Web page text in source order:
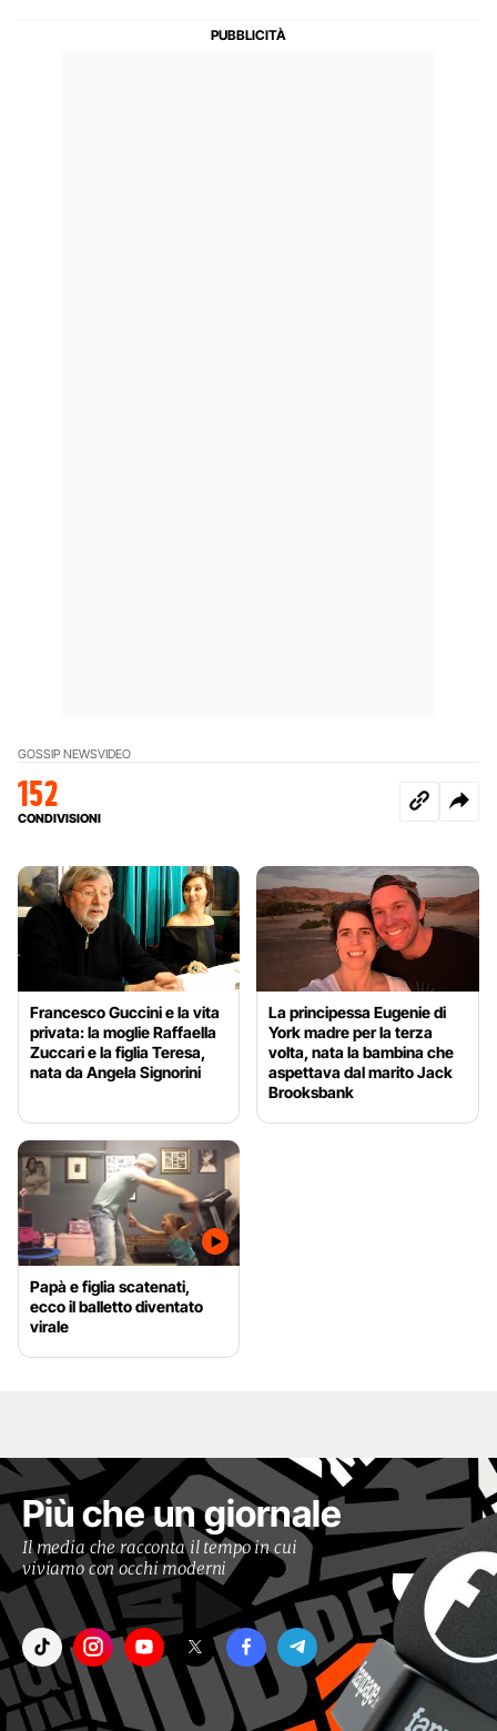
GOSSIP NEWSVIDEO
152
CONDIVISIONI
Francesco Guccini e la vita
privata: la moglie Raffaella
Zuccari e la figlia Teresa,
nata da Angela Signorini
La principessa Eugenie di
York madre per la terza
volta, nata la bambina che
aspettava dal marito Jack
Brooksbank
Papà e figlia scatenati,
ecco il balletto diventato
virale
Più che un giornale
Il media che racconta il tempo in cui
viviamo con occhi moderni